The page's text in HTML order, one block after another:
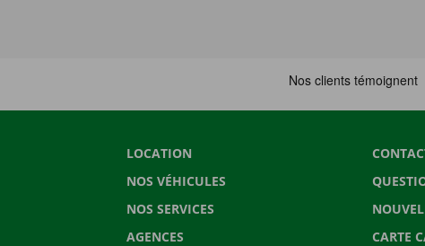
LOCATION
NOS VÉHICULES
NOS SERVICES
AGENCES
CARTE